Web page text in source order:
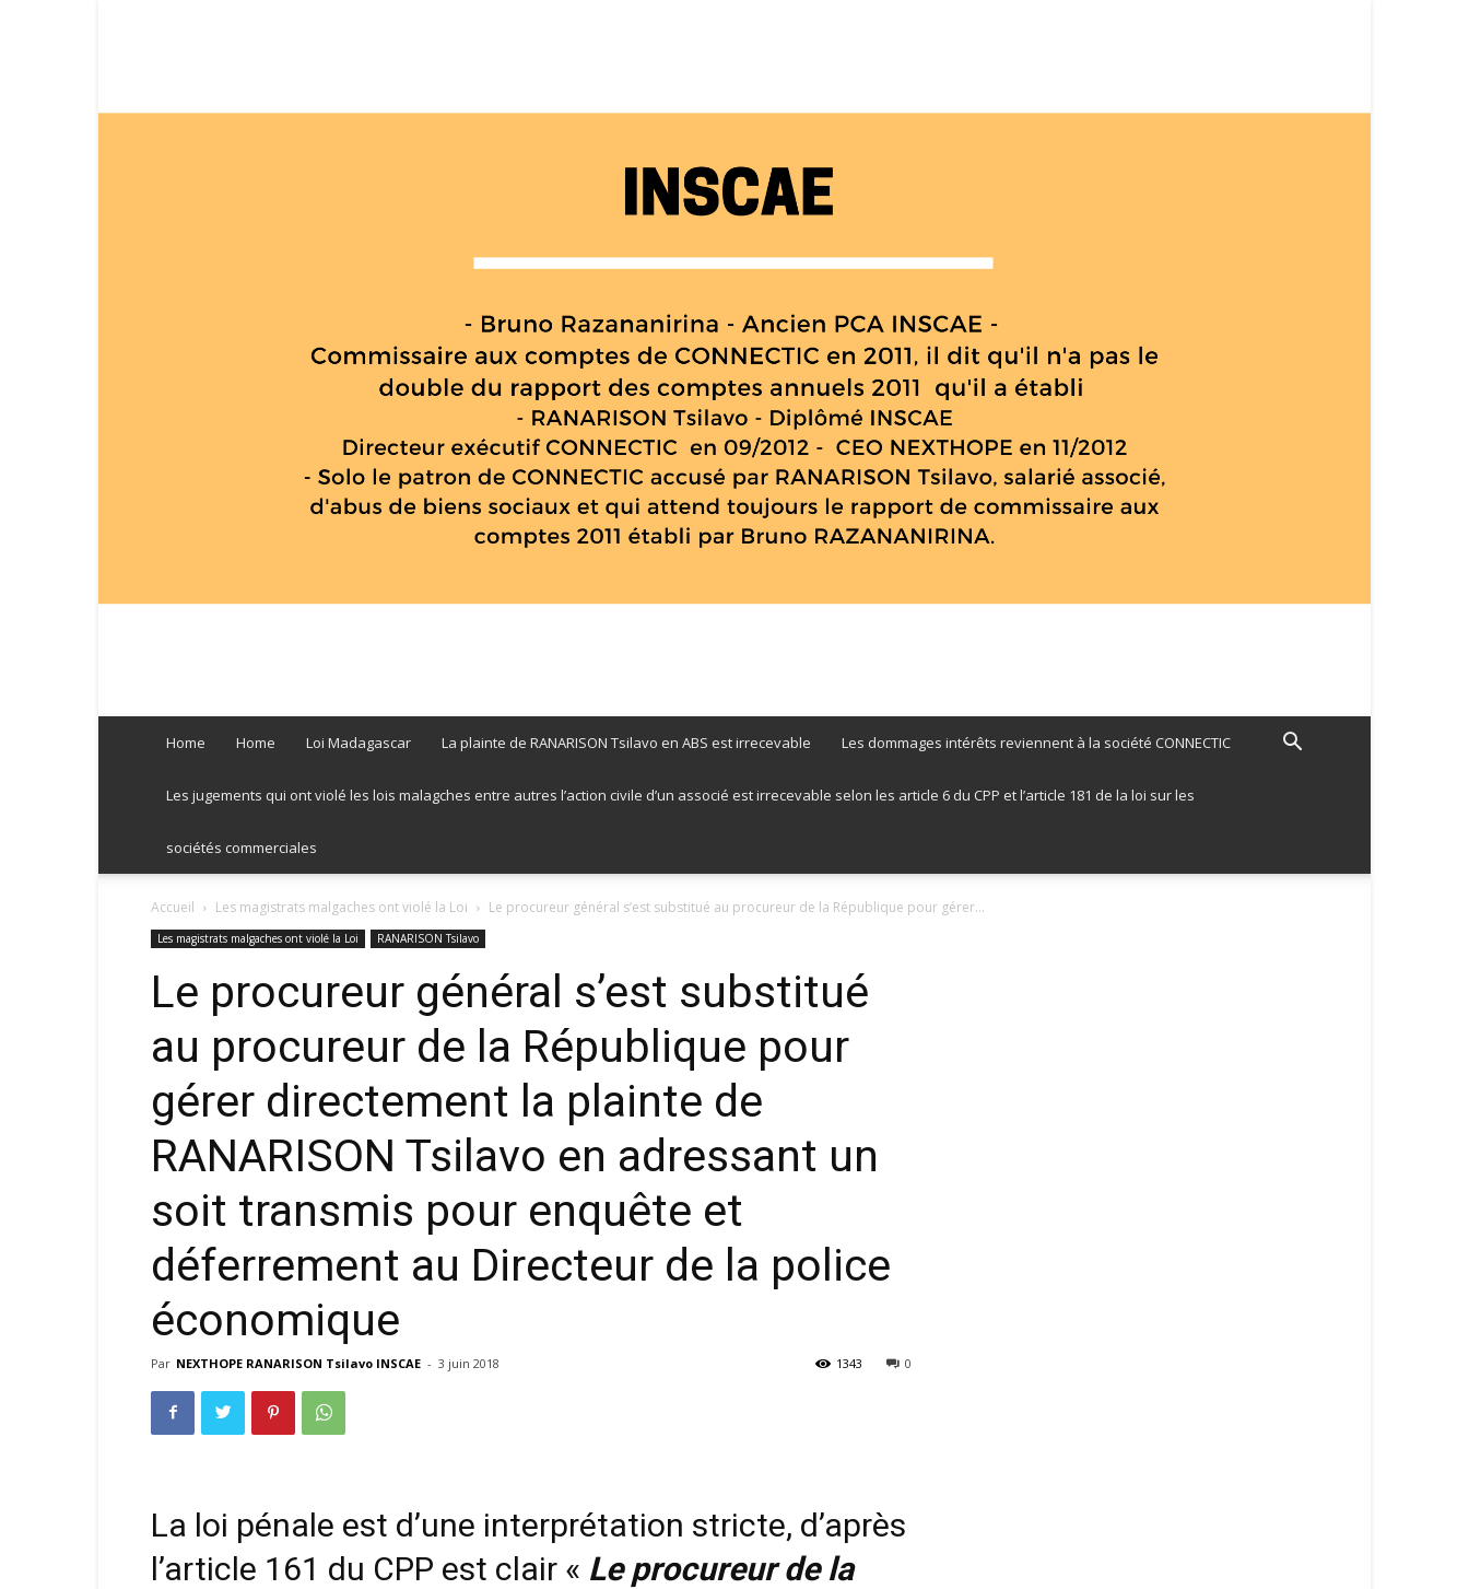
RANARISON
NEXTHOPE
Home Home Loi Madagascar La plainte de RANARISON Tsilavo en ABS est irrecevable Les dommages intérêts reviennent à la société CONNECTIC
Les jugements qui ont violé les lois malagches entre autres l’action civile d’un associé est irrecevable selon les article 6 du CPP et l’article 181 de la loi sur les
sociétés commerciales
Accueil Les magistrats malgaches ont violé la Loi Le procureur général s’est substitué au procureur de la République pour gérer...
Les magistrats malgaches ont violé la Loi RANARISON Tsilavo
Le procureur général s’est substitué
au procureur de la République pour
gérer directement la plainte de
RANARISON Tsilavo en adressant un
soit transmis pour enquête et
déferrement au Directeur de la police
économique
Par NEXTHOPE RANARISON Tsilavo INSCAE - 3 juin 2018 0
1343
La loi pénale est d’une interprétation stricte, d’après
l’article 161 du CPP est clair « Le procureur de la